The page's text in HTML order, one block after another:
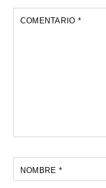
COMENTARIO*
NOMBRE *